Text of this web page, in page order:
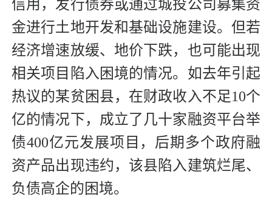
信用，发行债券或通过城投公司募集资
金进行土地开发和基础设施建设。但若
经济增速放缓、地价下跌，也可能出现
相关项目陷入困境的情况。如去年引起
热议的某贫困县，在财政收入不足10个
亿的情况下，成立了几十家融资平台举
债400亿元发展项目，后期多个政府融
资产品出现违约，该县陷入建筑烂尾、
负债高企的困境。